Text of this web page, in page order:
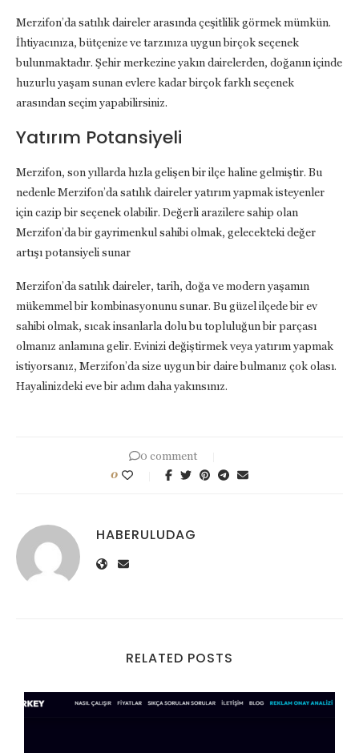
Merzifon’da satılık daireler arasında çeşitlilik görmek mümkün.
İhtiyacınıza, bütçenize ve tarzınıza uygun birçok seçenek
bulunmaktadır. Şehir merkezine yakın dairelerden, doğanın içinde
huzurlu yaşam sunan evlere kadar birçok farklı seçenek
arasından seçim yapabilirsiniz.
Yatırım Potansiyeli
Merzifon, son yıllarda hızla gelişen bir ilçe haline gelmiştir. Bu
nedenle Merzifon’da satılık daireler yatırım yapmak isteyenler
için cazip bir seçenek olabilir. Değerli arazilere sahip olan
Merzifon’da bir gayrimenkul sahibi olmak, gelecekteki değer
artışı potansiyeli sunar
Merzifon’da satılık daireler, tarih, doğa ve modern yaşamın
mükemmel bir kombinasyonunu sunar. Bu güzel ilçede bir ev
sahibi olmak, sıcak insanlarla dolu bu topluluğun bir parçası
olmanız anlamına gelir. Evinizi değiştirmek veya yatırım yapmak
istiyorsanız, Merzifon’da size uygun bir daire bulmanız çok olası.
Hayalinizdeki eve bir adım daha yakınsınız.
0 comment
0
HABERULUDAG
RELATED POSTS